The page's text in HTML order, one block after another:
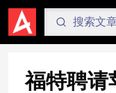
福特聘请